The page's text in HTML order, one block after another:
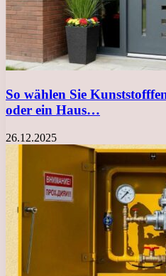
So wählen Sie
oder ein Haus…
26.12.2025